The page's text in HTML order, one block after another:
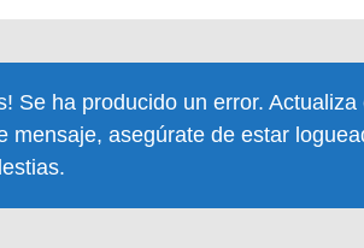
Se ha producido un error.
mensaje, asegúrate de estar